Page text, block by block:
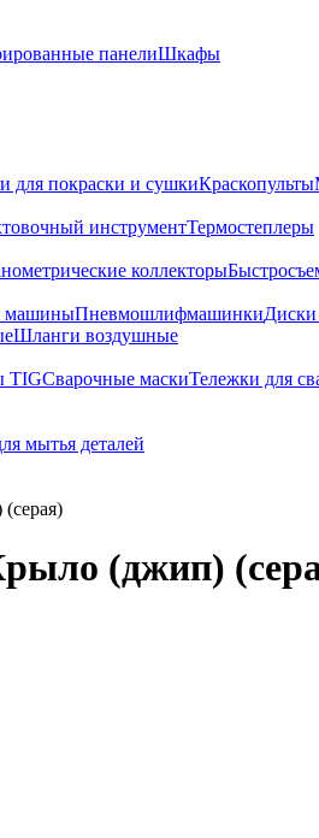
панелиШкафы
для покраски и сушкиКраскопульты
инструментТермостеплеры
коллекторы
машиныПневмошлифмашинкиДиски
Шланги воздушные
TIGСварочные маскиТележки для
мытья деталей
(джип)